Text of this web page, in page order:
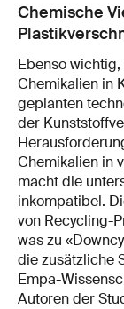
Chemische
Ebenso
Chemikalien in
geplanten
der
Chemikalien in
macht die
inkompatibel.
von Recycling-
was zu
die zusätzliche
Empa-
Autoren der